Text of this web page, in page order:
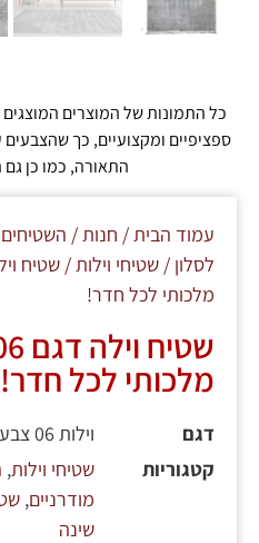
כל התמונות של המוצרים
ספציפיים ומקצועיים, כך
התאורה, כמו כן
עמוד הבית/ חנות/
לסלון / שטיחי וילות
מלכותי לכל חדר!
מלכותי לכל חדר!
דגם
וילות 06 צבע אפור בהיר
קטגוריות
שטיחי וילות,
מודרניים,
שינה